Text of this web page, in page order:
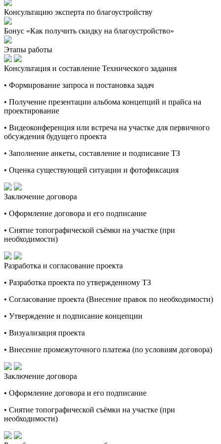
Консультацию эксперта по благоустройству
Бонус «Как получить скидку на благоустройство»
Этапы работы
Консультация и составление Технического задания
• Формирование запроса и постановка задач
• Получение презентации альбома концепций и прайса на
проектирование
• Видеоконференция или встреча на участке для первичного
обсуждения будущего проекта
• Заполнение анкеты, составление и подписание ТЗ
• Оценка существующей ситуации и фотофиксация
Заключение договора
• Оформление договора и его подписание
• Снятие топографической съёмки на участке (при
необходимости)
Разработка и согласование проекта
• Разработка проекта по утвержденному ТЗ
• Согласование проекта (Внесение правок по необходимости)
• Утверждение и подписание концепции
• Визуализация проекта
• Внесение промежуточного платежа (по условиям договора)
Заключение договора
• Оформление договора и его подписание
• Снятие топографической съёмки на участке (при
необходимости)